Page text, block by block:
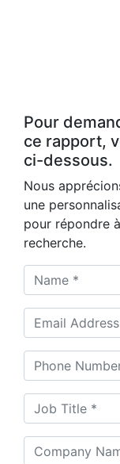
Pour
ce rapport,
ci-dessous.
Nous
une
pour répondre
recherche.